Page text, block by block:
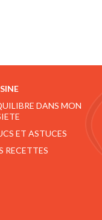
DANS MON
ET ASTUCES
RECETTES